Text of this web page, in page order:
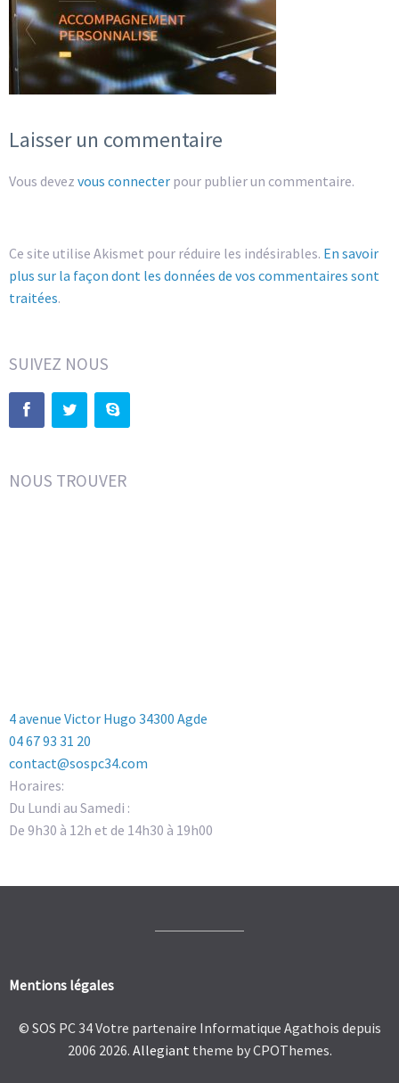
Laisser un commentaire
Vous devez vous connecter pour publier un commentaire.
Ce site utilise Akismet pour réduire les indésirables. En savoir
plus sur la façon dont les données de vos commentaires sont
traitées.
SUIVEZ NOUS
NOUS TROUVER
4 avenue Victor Hugo 34300 Agde
04 67 93 31 20
contact@sospc34.com
Horaires:
Du Lundi au Samedi :
De 9h30 à 12h et de 14h30 à 19h00
Mentions légales
© SOS PC 34 Votre partenaire Informatique Agathois depuis
2006 2026. Allegiant theme by CPOThemes.